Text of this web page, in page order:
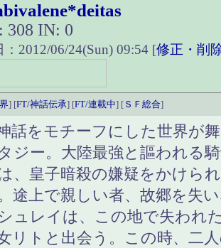
308 IN: 0
：2012/06/24(Sun) 09:54 [修正・削
] [FT/神話伝承] [FT/連載中] [ ＳＦ総合]
話をモチーフにした世界が
ジー。大陸最強と謳われる
、皇子暗殺の嫌疑をかけら
途上で親しい者、故郷を失
ュレイは、この地で失われ
リトと出会う。この時、二